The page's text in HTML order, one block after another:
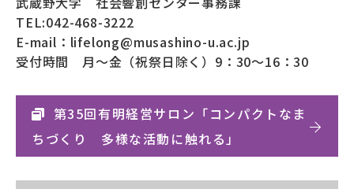
TEL:042-468-3222
E-mail：lifelong@musashino-u.ac.jp
受付時間 月～金（祝祭日除く）9：30～16：30
第35回有明経営サロン「コンパクトなま
ちづくり 多様な活動に触れる」